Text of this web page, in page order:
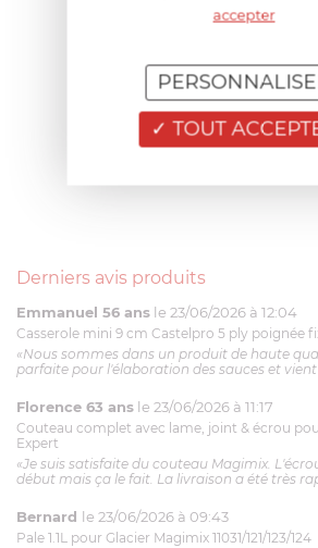
Derniers avis produits
Emmanuel 56 ans le 23/06/2026 à 12:04
Casserole mini 9 cm Castelpro 5 ply poignée
«Nous sommes dans un produit de haute
parfaite pour l'élaboration des sauces et vient
Florence 63 ans le 23/06/2026 à 11:17
Couteau complet avec lame, joint & écrou
Expert
«Je suis satisfaite du couteau Magimix.
début mais ça le fait. La livraison a été très
Bernard le 23/06/2026 à 09:43
Pale 1.1L pour Glacier Magimix 11031/121/123/124
accepter
TOUT